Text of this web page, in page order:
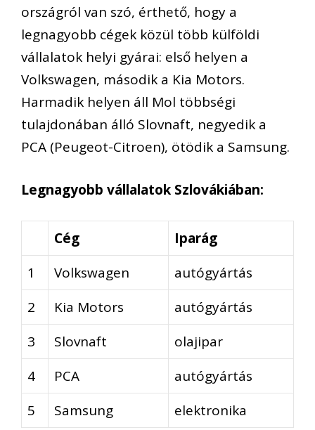
országról van szó, érthető, hogy a
legnagyobb cégek közül több külföldi
vállalatok helyi gyárai: első helyen a
Volkswagen, második a Kia Motors.
Harmadik helyen áll Mol többségi
tulajdonában álló Slovnaft, negyedik a
PCA (Peugeot-Citroen), ötödik a Samsung.
Legnagyobb vállalatok Szlovákiában:
Cég
Iparág
1
Volkswagen
autógyártás
2
Kia Motors
autógyártás
3
Slovnaft
olajipar
4
PCA
autógyártás
5
Samsung elektronika